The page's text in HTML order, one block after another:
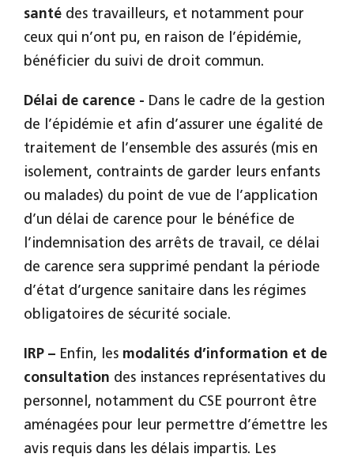
santé des travailleurs, et notamment pour
ceux qui n’ont pu, en raison de l’épidémie,
bénéficier du suivi de droit commun.
Délai de carence - Dans le cadre de la gestion
de l’épidémie et afin d’assurer une égalité de
traitement de l’ensemble des assurés (mis en
isolement, contraints de garder leurs enfants
ou malades) du point de vue de l’application
d’un délai de carence pour le bénéfice de
l’indemnisation des arrêts de travail, ce délai
de carence sera supprimé pendant la période
d’état d’urgence sanitaire dans les régimes
obligatoires de sécurité sociale.
IRP – Enfin, les modalités d’information et de
consultation des instances représentatives du
personnel, notamment du CSE pourront être
aménagées pour leur permettre d’émettre les
avis requis dans les délais impartis. Les